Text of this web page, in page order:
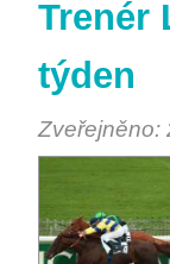
Trenér
týden
Zveřejněno: